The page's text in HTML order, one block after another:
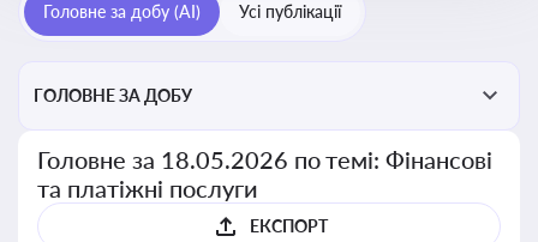
Головне за добу (AI) Усі публікації
ГОЛОВНЕ ЗА ДОБУ
Головне за 18.05.2026 по темі: Фінансові
та платіжні послуги
ЕКСПОРТ